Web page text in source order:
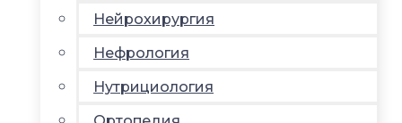
Нейрохирургия
Нефрология
Нутрициология